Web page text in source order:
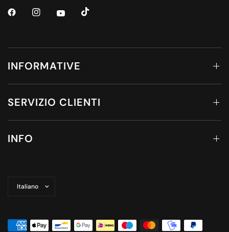
INFORMATIVE
SERVIZIO CLIENTI
INFO
paese/area